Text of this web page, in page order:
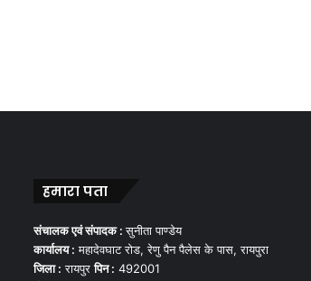
हमारा पता
संचालक एवं संपादक :सुनीता पाण्डेय
कार्यालय : महादेवघाट रोड, रेणु पैन पैलेस के पास, रायपुरा
जिला : रायपुरपिन : 492001